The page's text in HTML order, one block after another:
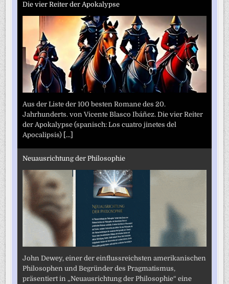
Die vier Reiter der Apokalypse
Aus der Liste der 100 besten Romane des 20.
Jahrhunderts. von Vicente Blasco Ibáñez. Die vier Reiter
der Apokalypse (spanisch: Los cuatro jinetes del
Apocalipsis) [...]
Neuausrichtung der Philosophie
John Dewey, einer der einflussreichsten amerikanischen
Philosophen und Begründer des Pragmatismus,
präsentiert in „Neuausrichtung der Philosophie“ eine